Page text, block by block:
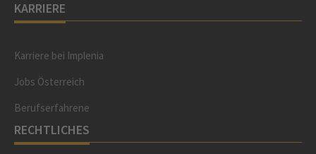
KARRIERE
Karriere bei Implenia
Jobs Österreich
Berufserfahrene
RECHTLICHES